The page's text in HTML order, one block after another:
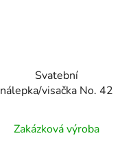
Svatební
nálepka/visačka No. 42
hodnocení
Zakázková výroba